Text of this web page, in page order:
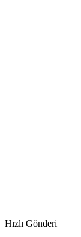
Hızlı Gönderi